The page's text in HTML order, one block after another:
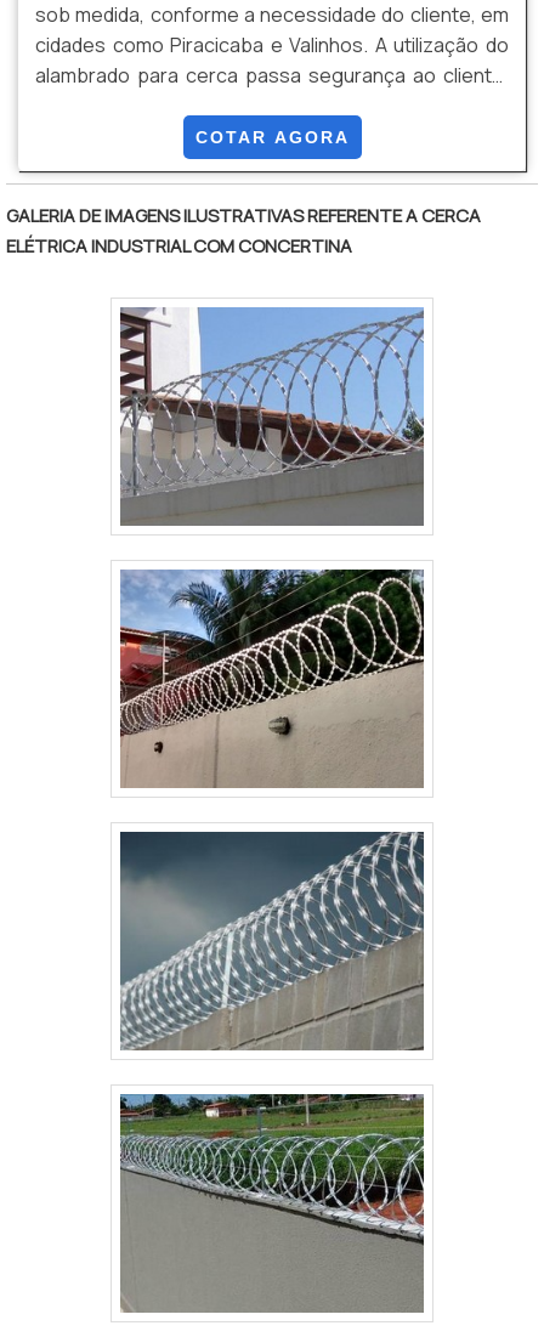
sob medida, conforme a necessidade do cliente, em
cidades como Piracicaba e Valinhos. A utilização do
alambrado para cerca passa segurança ao cliente,
que sua instalação é de fácil realização por conta da
leveza do equipamento.Devido ao material
possibilidade de revestir o produto com uma camada
de PVC, o que ainda pode assegurar maior vida útil
COTAR AGORA
GALERIA DE IMAGENS ILUSTRATIVAS REFERENTE A CERCA
ELÉTRICA INDUSTRIAL COM CONCERTINA